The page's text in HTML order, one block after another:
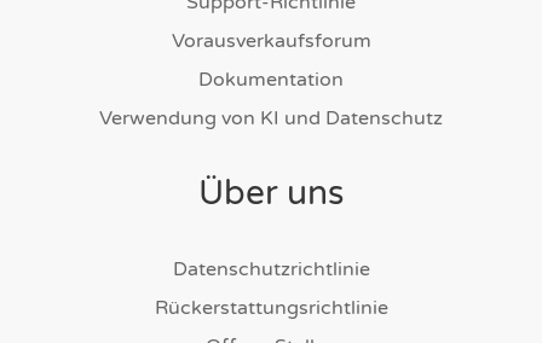
Vorausverkaufsforum
Dokumentation
Verwendung von KI und Datenschutz
Über uns
Datenschutzrichtlinie
Rückerstattungsrichtlinie